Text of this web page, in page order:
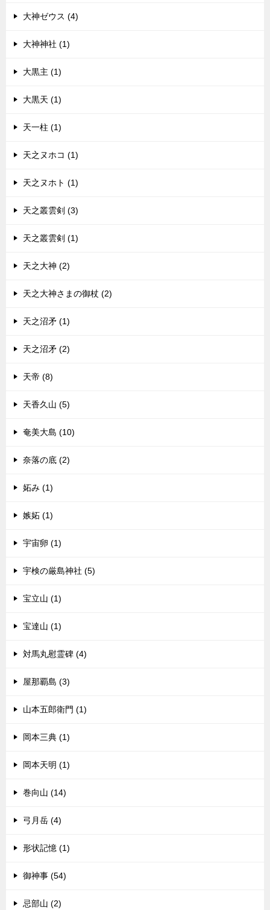
大神ゼウス (4)
大神神社 (1)
大黒主 (1)
大黒天 (1)
天一柱 (1)
天之ヌホコ (1)
天之ヌホト (1)
天之叢雲剣 (3)
天之叢雲剣 (1)
天之大神 (2)
天之大神さまの御杖 (2)
天之沼矛 (1)
天之沼矛 (2)
天帝 (8)
天香久山 (5)
奄美大島 (10)
奈落の底 (2)
妬み (1)
嫉妬 (1)
宇宙卵 (1)
宇検の厳島神社 (5)
宝立山 (1)
宝達山 (1)
対馬丸慰霊碑 (4)
屋那覇島 (3)
山本五郎衛門 (1)
岡本三典 (1)
岡本天明 (1)
巻向山 (14)
弓月岳 (4)
形状記憶 (1)
御神事 (54)
忌部山 (2)